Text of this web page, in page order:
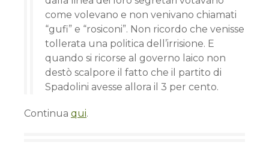
come volevano e non venivano chiamati
“gufi” e “rosiconi”. Non ricordo che venisse
tollerata una politica dell’irrisione. E
quando si ricorse al governo laico non
destò scalpore il fatto che il partito di
Spadolini avesse allora il 3 per cento.
Continua qui.